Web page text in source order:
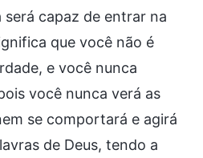
capaz de entrar na
que você não é
e você nunca
você nunca verá as
se comportará e agirá
de Deus, tendo a